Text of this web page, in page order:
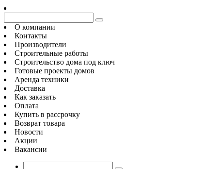
О компании
Контакты
Производители
Строительные работы
Строительство дома под ключ
Готовые проекты домов
Аренда техники
Доставка
Как заказать
Оплата
Купить в рассрочку
Возврат товара
Новости
Акции
Вакансии